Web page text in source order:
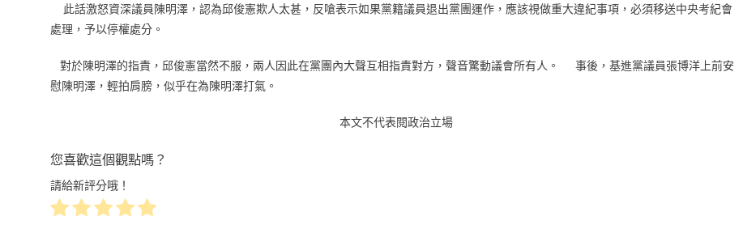
此話激怒資深議員陳明澤，認為邱俊憲欺人太甚，反嗆表示如果黨籍議員退出黨團運作，應該視做重大違紀事項，必須移送中央考紀會
處理，予以停權處分。
對於陳明澤的指責，邱俊憲當然不服，兩人因此在黨團內大聲互相指責對方，聲音驚動議會所有人。 事後，基進黨議員張博洋上前安
慰陳明澤，輕拍肩膀，似乎在為陳明澤打氣。
本文不代表閱政治立場
您喜歡這個觀點嗎？
請給新評分哦！